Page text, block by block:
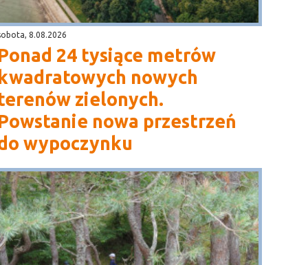
8.08.2026
24 tysiące metrów
kwadratowych nowych
zielonych.
nowa przestrzeń
wypoczynku